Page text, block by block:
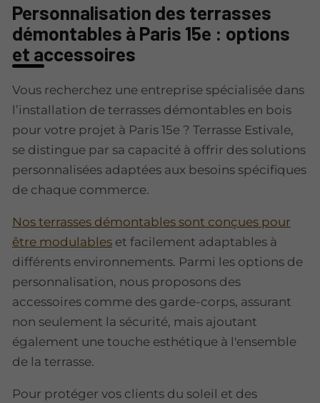
Personnalisation des terrasses
démontables à Paris 15e : options
et accessoires
Vous recherchez une entreprise spécialisée dans
l’installation de terrasses démontables en bois
pour votre projet à Paris 15e ? Terrasse Estivale,
se distingue par sa capacité à offrir des solutions
personnalisées adaptées aux besoins spécifiques
de chaque commerce.
Nos terrasses démontables sont conçues pour
être modulables et facilement adaptables à
différents environnements. Parmi les options de
personnalisation, nous proposons des
accessoires comme des garde-corps, assurant
non seulement la sécurité, mais ajoutant
également une touche esthétique à l'ensemble
de la terrasse.
Pour protéger vos clients du soleil et des